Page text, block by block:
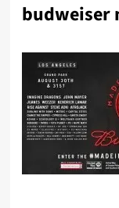
budweiser